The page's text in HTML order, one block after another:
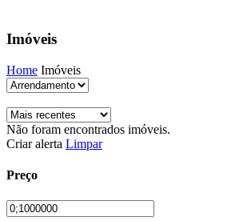
Imóveis
Home Imóveis
Não foram encontrados imóveis.
Criar alerta Limpar
Preço